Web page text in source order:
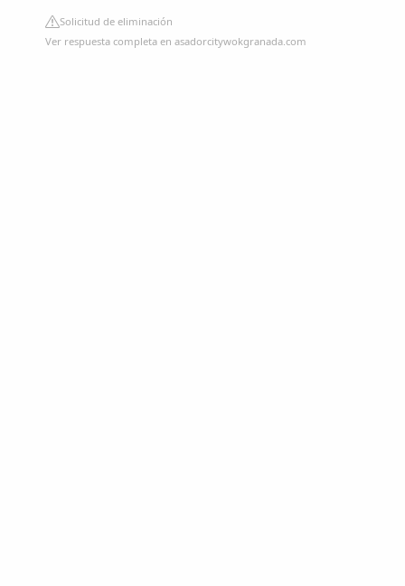
Solicitud de eliminación
Ver respuesta completa en asadorcitywokgranada.com